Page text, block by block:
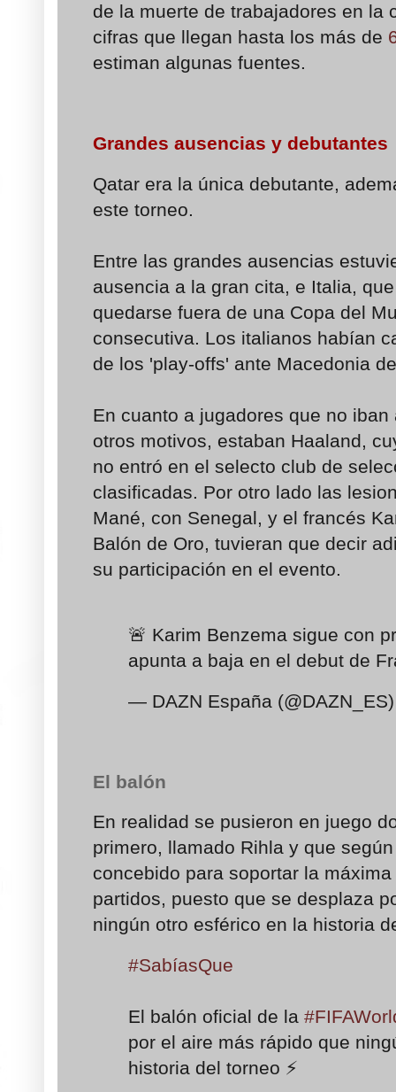
de la muerte de trabajadores en la
cifras que llegan hasta los más de
estiman algunas fuentes.
Grandes ausencias y debutantes
Qatar era la única debutante,
este torneo.
Entre las grandes ausencias
ausencia a la gran cita, e Italia,
quedarse fuera de una Copa del
consecutiva. Los italianos habían
de los 'play-offs' ante Macedonia
En cuanto a jugadores que no
otros motivos, estaban Haaland,
no entró en el selecto club de
clasificadas. Por otro lado las
Mané, con Senegal, y el francés
Balón de Oro, tuvieran que decir
su participación en el evento.
🚨 Karim Benzema sigue con
apunta a baja en el debut de
— DAZN España
El balón
En realidad se pusieron en juego
primero, llamado Rihla y que
concebido para soportar la
partidos, puesto que se desplaza
ningún otro esférico en la historia
#SabíasQue
El balón oficial de la
por el aire más rápido que
historia del torneo ⚡️